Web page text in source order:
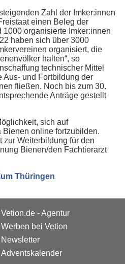
Zahl der Imker:innen
einen Beleg der
1000 organisierte Imker:innen
haben sich über 3000
organisiert, die
halten“, so
technischer Mittel
Aus- und Fortbildung der
fließen. Noch bis zum 30.
Anträge gestellt
sich auf
Bienen online fortzubilden.
zur Weiterbildung für den
Bienen/den Fachtierarzt
Thüringen
Vetion.de - Agentur
Werben bei Vetion
Newsletter
Adventskalender